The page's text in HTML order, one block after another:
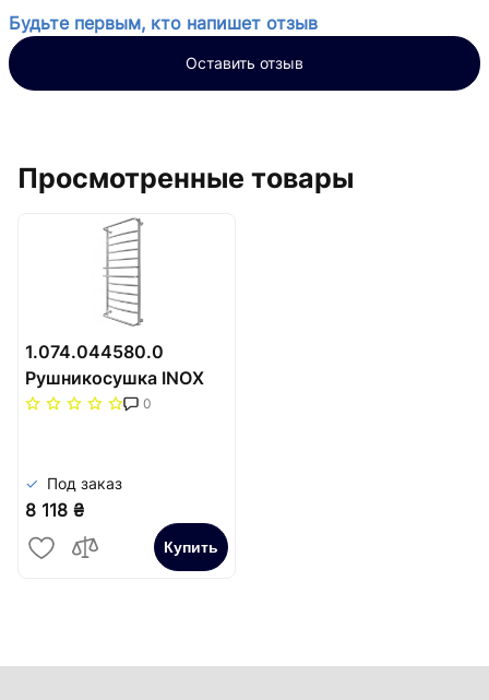
Будьте первым, кто напишет отзыв
Оставить отзыв
Просмотренные товары
1.074.044580.0
Рушникосушка INOX
Люкс 970х530/500
0
Под заказ
8 118 ₴
Купить